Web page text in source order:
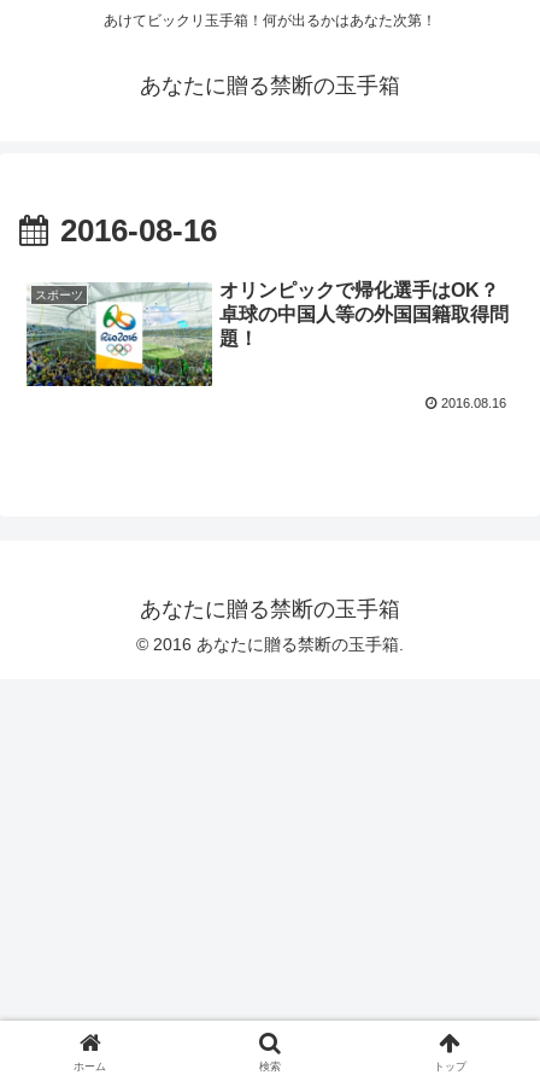
あけてビックリ玉手箱！何が出るかはあなた次第！
あなたに贈る禁断の玉手箱
2016-08-16
スポーツ
オリンピックで帰化選手はOK？
卓球の中国人等の外国国籍取得問
題！
2016.08.16
あなたに贈る禁断の玉手箱
© 2016 あなたに贈る禁断の玉手箱.
ホーム 検索 トップ